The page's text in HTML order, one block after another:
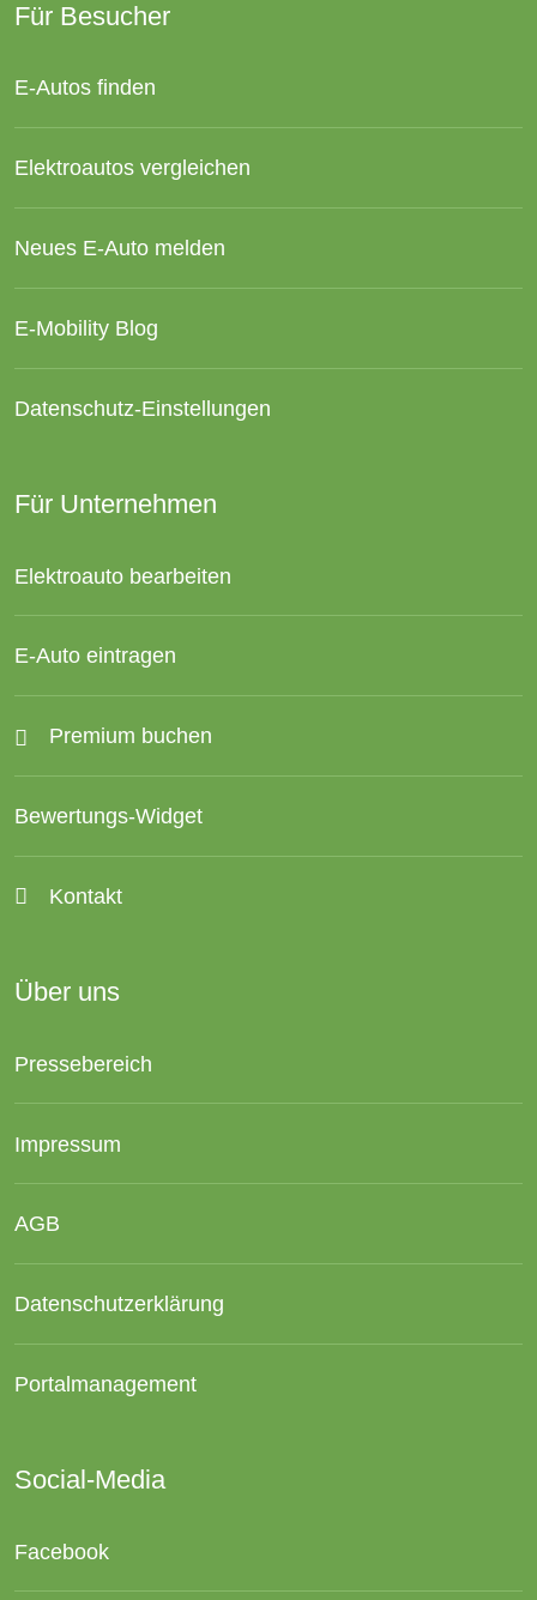
Für Besucher
E-Autos finden
Elektroautos vergleichen
Neues E-Auto melden
E-Mobility Blog
Datenschutz-Einstellungen
Für Unternehmen
Elektroauto bearbeiten
E-Auto eintragen
Premium buchen
Bewertungs-Widget
Kontakt
Über uns
Pressebereich
Impressum
AGB
Datenschutzerklärung
Portalmanagement
Social-Media
Facebook